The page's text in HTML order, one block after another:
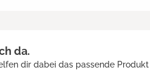
da.
dir dabei das passende